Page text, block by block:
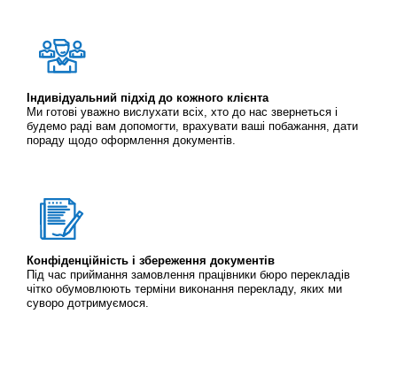
Індивідуальний підхід до кожного клієнта
Ми готові уважно вислухати всіх, хто до нас звернеться і
будемо раді вам допомогти, врахувати ваші побажання, дати
пораду щодо оформлення документів.
Конфіденційність і збереження документів
Під час приймання замовлення працівники бюро перекладів
чітко обумовлюють терміни виконання перекладу, яких ми
суворо дотримуємося.